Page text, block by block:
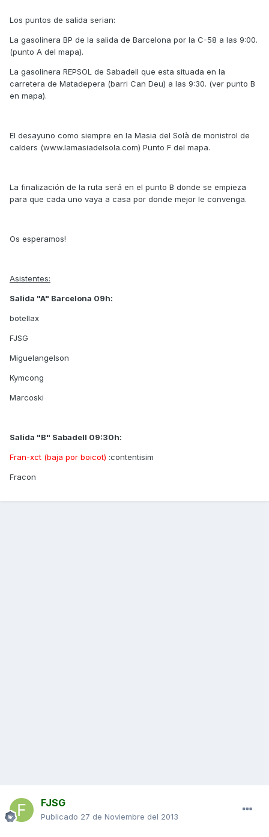
Los puntos de salida serian:
La gasolinera BP de la salida de Barcelona por la C-58 a las 9:00.
(punto A del mapa).
La gasolinera REPSOL de Sabadell que esta situada en la
carretera de Matadepera (barri Can Deu) a las 9:30. (ver punto B
en mapa).
El desayuno como siempre en la Masia del Solà de monistrol de
calders (www.lamasiadelsola.com) Punto F del mapa.
La finalización de la ruta será en el punto B donde se empieza
para que cada uno vaya a casa por donde mejor le convenga.
Os esperamos!
Asistentes:
Salida "A" Barcelona 09h:
botellax
FJSG
Miguelangelson
Kymcong
Marcoski
Salida "B" Sabadell 09:30h:
Fran-xct (baja por boicot) :contentisim
Fracon
FJSG
Publicado 27 de Noviembre del 2013